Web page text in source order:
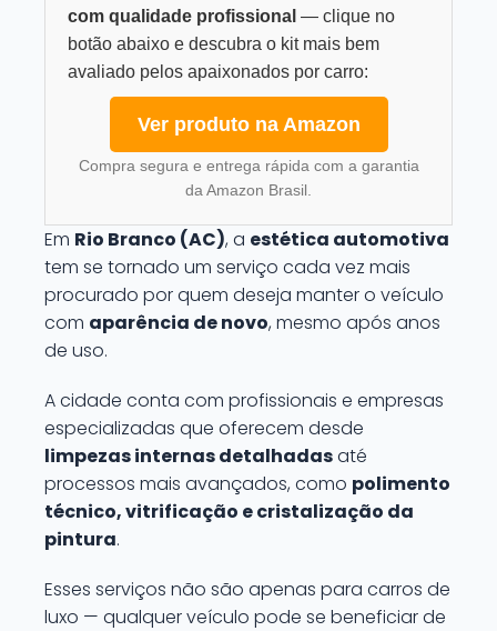
com qualidade profissional — clique no
botão abaixo e descubra o kit mais bem
avaliado pelos apaixonados por carro:
Ver produto na Amazon
Compra segura e entrega rápida com a garantia
da Amazon Brasil.
Em Rio Branco (AC), a estética automotiva
tem se tornado um serviço cada vez mais
procurado por quem deseja manter o veículo
com aparência de novo, mesmo após anos
de uso.
A cidade conta com profissionais e empresas
especializadas que oferecem desde
limpezas internas detalhadasaté
processos mais avançados, como polimento
técnico, vitrificação e cristalização da
pintura.
Esses serviços não são apenas para carros de
luxo — qualquer veículo pode se beneficiar de